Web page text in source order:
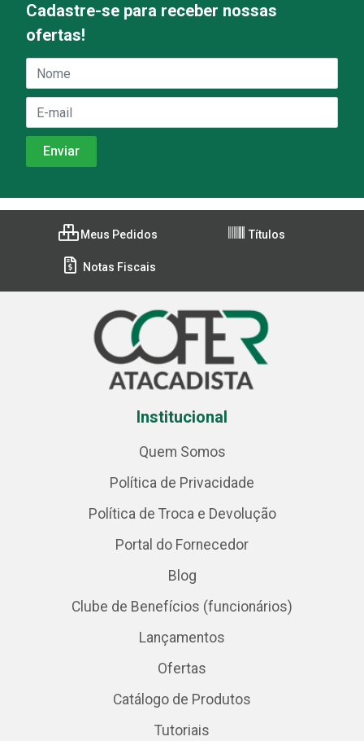
Cadastre-se para receber nossas
ofertas!
Meus Pedidos Títulos
Notas Fiscais
Institucional
Quem Somos
Política de Privacidade
Política de Troca e Devolução
Portal do Fornecedor
Blog
Clube de Benefícios (funcionários)
Lançamentos
Ofertas
Catálogo de Produtos
Tutoriais